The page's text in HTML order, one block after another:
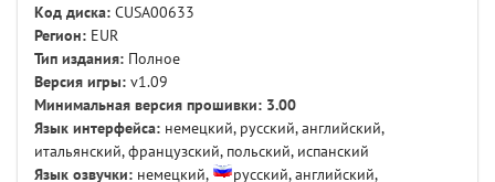
Код диска: CUSA00633
Регион: EUR
Тип издания: Полное
Версия игры: v1.09
Минимальная версия прошивки: 3.00
Язык интерфейса: немецкий, русский, английский,
итальянский, французский, польский, испанский
Язык озвучки: немецкий,
русский, английский,